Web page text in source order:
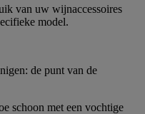
van uw wijnaccessoires
model.
de punt van de
schoon met een vochtige